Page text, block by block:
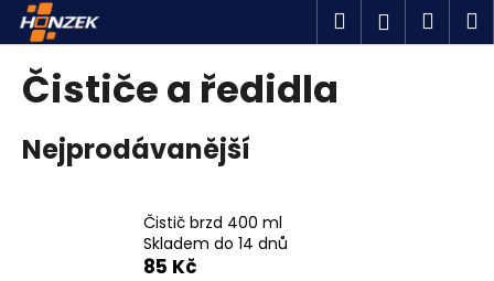
Přejít
obsah
Hledat
Čističe a ředidla
Nejprodávanější
Čistič brzd 400 ml
Skladem do 14 dnů
85 Kč
o
o